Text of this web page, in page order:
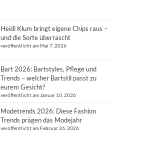
Heidi Klum bringt eigene Chips raus –
und die Sorte überrascht
veröffentlicht am Mai 7, 2026
Bart 2026: Bartstyles, Pflege und
Trends – welcher Bartstil passt zu
eurem Gesicht?
veröffentlicht am Januar 10, 2026
Modetrends 2026: Diese Fashion
Trends prägen das Modejahr
veröffentlicht am Februar 26, 2026